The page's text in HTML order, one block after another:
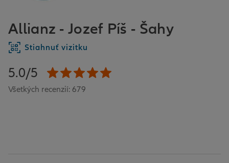
Allianz - Jozef Píš - Šahy
Stiahnuť vizitku
5.0/5
Všetkých recenzií: 679